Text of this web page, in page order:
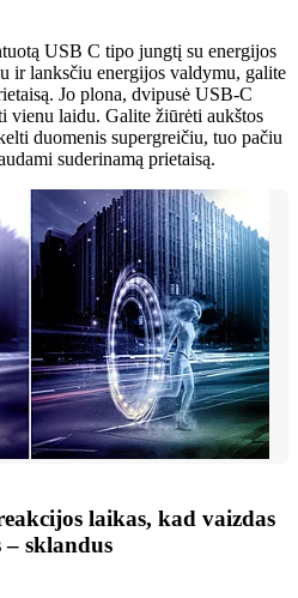
USB C tipo jungtį su energijos
ir lanksčiu energijos valdymu, galite
Jo plona, dvipusė USB-C
vienu laidu. Galite žiūrėti aukštos
duomenis supergreičiu, tuo pačiu
suderinamą prietaisą.
laikas, kad vaizdas
– sklandus